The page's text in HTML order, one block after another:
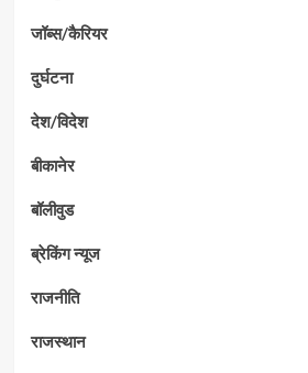
जॉब्स/कैरियर
दुर्घटना
देश/विदेश
बीकानेर
बॉलीवुड
ब्रेकिंग न्यूज
राजनीति
राजस्थान